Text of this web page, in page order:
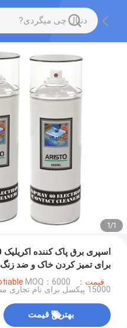
1
/
1
برای تمیز کردن خاک و ضد زنگ
قیمت：negotiable
15000 پیکسل برای نام تجاری مشتری
بهترین قیمت